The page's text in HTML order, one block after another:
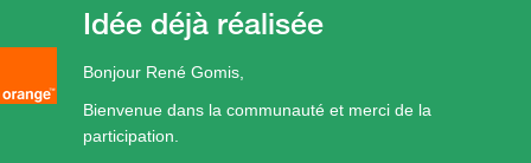
Bonjour René Gomis,
Bienvenue dans la communauté et merci de la
participation.
Idée déjà réalisée